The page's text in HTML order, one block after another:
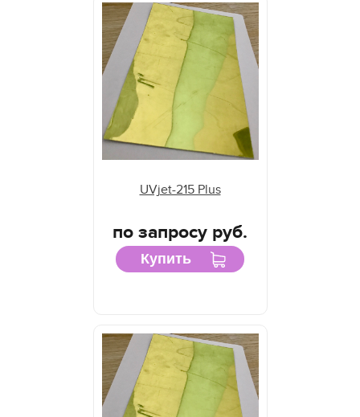
UVjet-215 Plus
по запросу руб.
Купить